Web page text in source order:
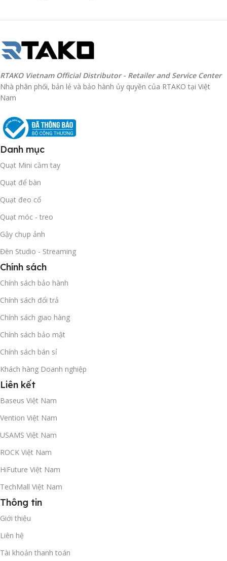
RTAKO Vietnam Official Distributor - Retailer and Service Center
Nhà phân phối, bản lẻ và bảo hành ủy quyền của RTAKO tại Việt
Nam
Danh mục
Quạt Mini cầm tay
Quạt để bàn
Quạt đeo cổ
Quạt móc - treo
Gậy chụp ảnh
Đèn Studio - Streaming
Chính sách
Chính sách bảo hành
Chính sách đổi trả
Chính sách giao hàng
Chính sách bảo mật
Chính sách bán sỉ
Khách hàng Doanh nghiệp
Liên kết
Baseus Việt Nam
Vention Việt Nam
USAMS Việt Nam
ROCK Việt Nam
HiFuture Việt Nam
TechMall Việt Nam
Thông tin
Giới thiệu
Liên hệ
Tài khoản thanh toán